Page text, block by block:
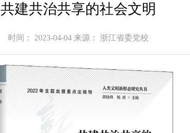
共建共治共享的社会文明
时间： 2023-04-04 来源： 浙江省委党校